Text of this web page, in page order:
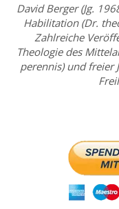
David Berger (Jg.
Habilitation (Dr.
Zahlreiche
Theologie des
perennis) und freier